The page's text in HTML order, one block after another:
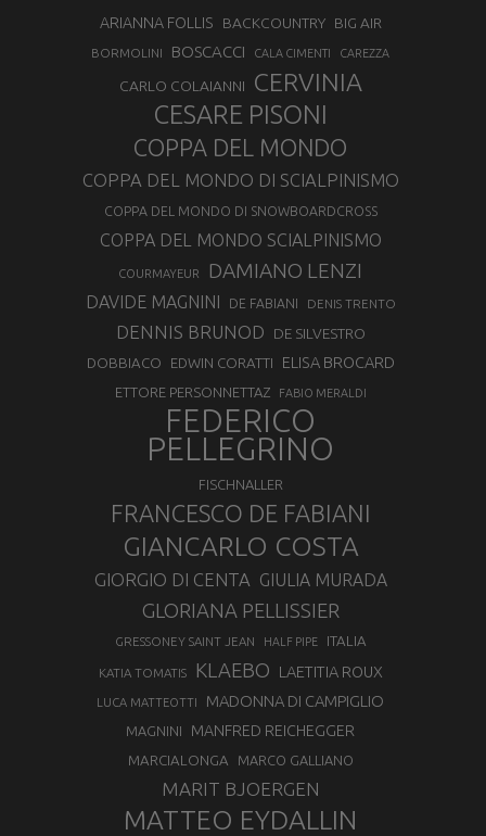
ARIANNA FOLLIS BACKCOUNTRY BIG AIR
BORMOLINI BOSCACCI CALA CIMENTI CAREZZA
CARLO COLAIANNI CERVINIA
CESARE PISONI
COPPA DEL MONDO
COPPA DEL MONDO DI SCIALPINISMO
COPPA DEL MONDO DI SNOWBOARDCROSS
COPPA DEL MONDO SCIALPINISMO
COURMAYEUR DAMIANO LENZI
DAVIDE MAGNINI DE FABIANI DENIS TRENTO
DENNIS BRUNOD DE SILVESTRO
DOBBIACO EDWIN CORATTI ELISA BROCARD
ETTORE PERSONNETTAZ FABIO MERALDI
FEDERICO
PELLEGRINO
FISCHNALLER
FRANCESCO DE FABIANI
GIANCARLO COSTA
GIORGIO DI CENTA GIULIA MURADA
GLORIANA PELLISSIER
GRESSONEY SAINT JEAN HALF PIPE ITALIA
KATIA TOMATIS KLAEBO LAETITIA ROUX
LUCA MATTEOTTI MADONNA DI CAMPIGLIO
MAGNINI MANFRED REICHEGGER
MARCIALONGA MARCO GALLIANO
MARIT BJOERGEN
MATTEO EYDALLIN